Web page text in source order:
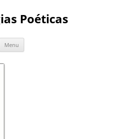
Poéticas
Menu